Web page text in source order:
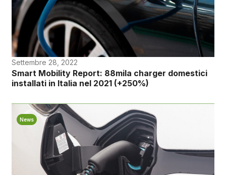
Settembre 28, 2022
Smart Mobility Report: 88mila charger domestici
installati in Italia nel 2021 (+250%)
News